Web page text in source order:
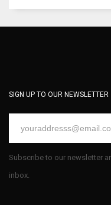
SIGN UP TO OUR NEWSLETTER
Subscribe to our newsletter
inbox.